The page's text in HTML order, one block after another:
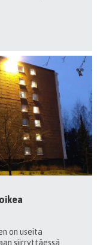
on useita
siirryttäessä